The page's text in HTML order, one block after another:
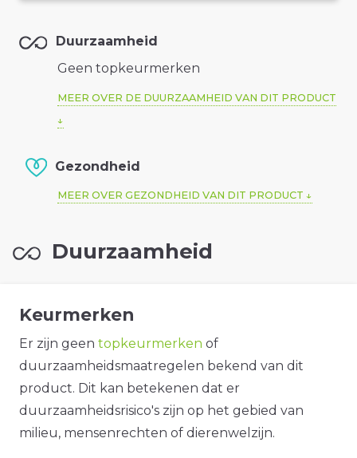
Duurzaamheid
Geen topkeurmerken
MEER OVER DE DUURZAAMHEID VAN DIT PRODUCT
Gezondheid
MEER OVER GEZONDHEID VAN DIT PRODUCT
Duurzaamheid
Keurmerken
Er zijn geen topkeurmerken of
duurzaamheidsmaatregelen bekend van dit
product. Dit kan betekenen dat er
duurzaamheidsrisico's zijn op het gebied van
milieu, mensenrechten of dierenwelzijn.